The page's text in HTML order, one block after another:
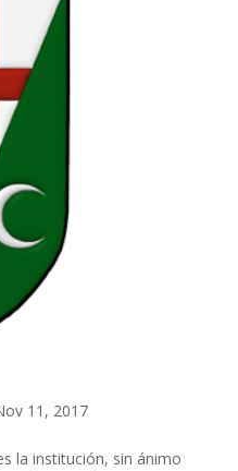
11, 2017
la institución, sin ánimo